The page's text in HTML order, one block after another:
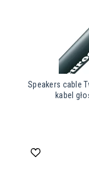
Speakers cable
kabel